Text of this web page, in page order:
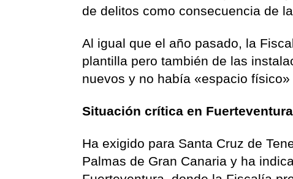
de delitos como consecuencia de
Al igual que el año pasado, la
plantilla pero también de las
nuevos y no había «espacio
Situación crítica en Fuerteventura
Ha exigido para Santa Cruz de
Palmas de Gran Canaria y ha